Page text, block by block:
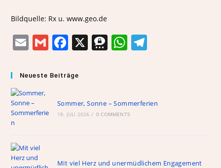
Bildquelle: Rx u. www.geo.de
E
ai
l
G
ai
F
c
b
o
X T
m
a
W
A
p
a
Neueste Beiträge
Sommer, Sonne – Sommerferien
18. JULI 2026 / 0 COMMENTS
Mit viel Herz und unermüdlichem Engagement